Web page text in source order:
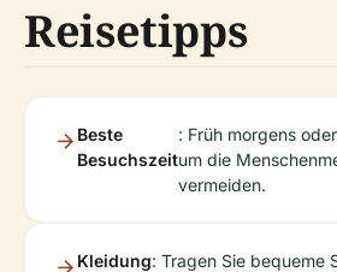
Reisetipps
Beste
Besuchszeit
: Früh morgens
um die
vermeiden.
Kleidung: Tragen Sie bequeme